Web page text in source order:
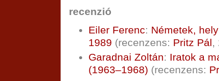
recenzió
Eiler Ferenc: Németek,
1989 (recenzens: Pritz Pál,
Garadnai Zoltán: Iratok a
(1963–1968) (recenzens: